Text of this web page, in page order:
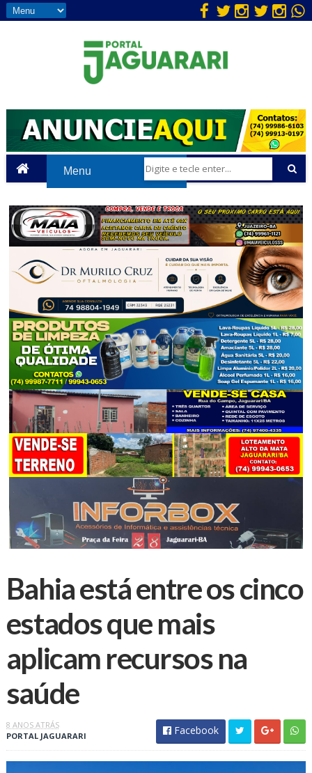
Bahia está entre os cinco
estados que mais
aplicam recursos na
saúde
8 ANOS ATRÁS
PORTAL JAGUARARI
Facebook